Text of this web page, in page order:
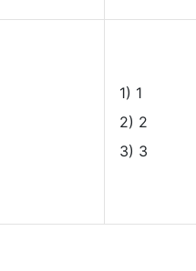
1) 1
2) 2
3) 3